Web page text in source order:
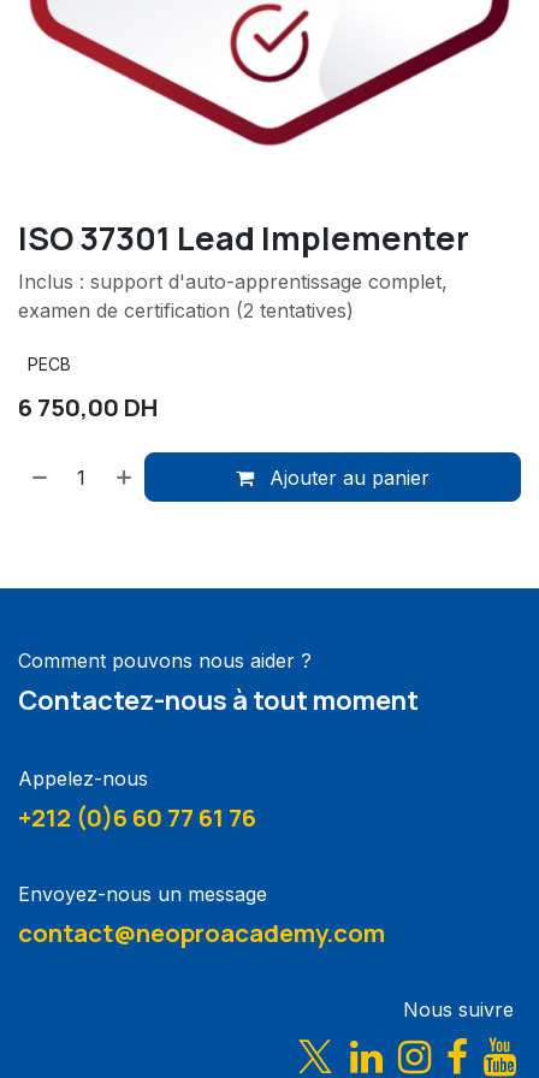
ISO 37301 Lead Implementer
Inclus : support d'auto-apprentissage complet,
examen de certification (2 tentatives)
PECB
6 750,00 DH
Ajouter au panier
Comment pouvons nous aider ?
Contactez-nous à tout moment
Appelez-nous
+212 (0)6 60 77 61 76
Envoyez-nous un message
contact@neoproacademy.com
Nous suivre